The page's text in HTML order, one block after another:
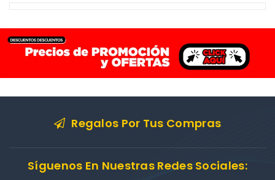
Regalos Por Tus Compras
Síguenos En Nuestras Redes Sociales: